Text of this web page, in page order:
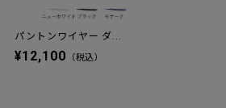
パントンワイヤー ダ...
¥12,100 （税込）